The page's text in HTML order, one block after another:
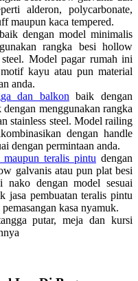
alderon, polycarbonate,
maupun kaca tempered.
dengan model minimalis
rangka besi hollow
Model pagar rumah ini
kayu atau pun material
anda.
dan balkon baik dengan
menggunakan rangka
stainless steel. Model railing
dengan handle
dengan permintaan anda.
maupun teralis pintu dengan
galvanis atau pun plat besi
nako dengan model sesuai
jasa pembuatan teralis pintu
kasa nyamuk.
putar, meja dan kursi